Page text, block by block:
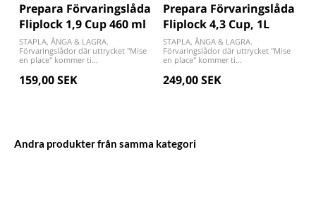
Prepara Förvaringslåda
Fliplock 1,9 Cup 460 ml
STAPLA, ÅNGA & LAGRA.
Förvaringslådor där uttrycket "Mise
en place" kommer ti...
159,00 SEK
Prepara Förvaringslåda
Fliplock 4,3 Cup, 1L
STAPLA, ÅNGA & LAGRA.
Förvaringslådor där uttrycket "Mise
en place" kommer ti...
249,00 SEK
Andra produkter från samma kategori